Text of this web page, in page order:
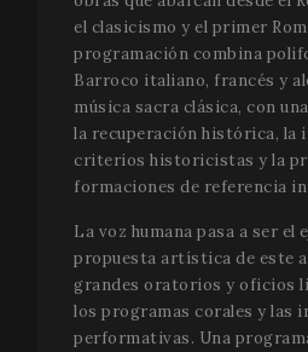
el clasicismo y el primer
programación combina
Barroco italiano, francés y
música sacra clásica, con
la recuperación histórica, la
criterios historicistas y la
formaciones de referencia
La voz humana pasa a ser el
propuesta artística de este
grandes oratorios y oficios
los programas corales y las
performativas. Una